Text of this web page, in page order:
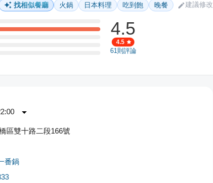
找相似餐廳 火鍋 日本料理 吃到飽 晚餐 建議修改
4.5
4.5
61 則評論
區雙十路二段166號
番鍋